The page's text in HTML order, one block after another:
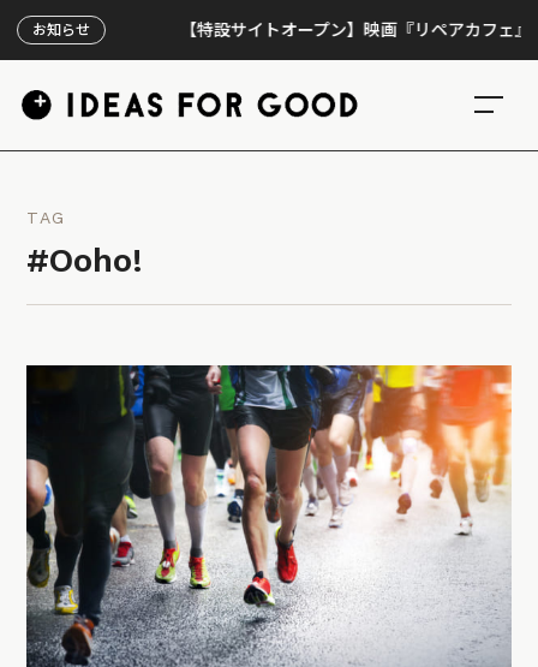
お知らせ 【特設サイトオープン】映画『リペアカフェ』、上
TAG
#Ooho!